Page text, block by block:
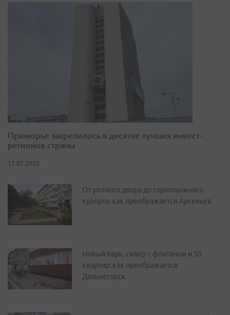
Приморье закрепилось в десятке лучших инвест-
регионов страны
17.07.2026
От уютного двора до горнолыжного
курорта: как преображается Арсеньев
Новый парк, сквер с фонтаном и 50
квартир: как преображается
Дальнегорск